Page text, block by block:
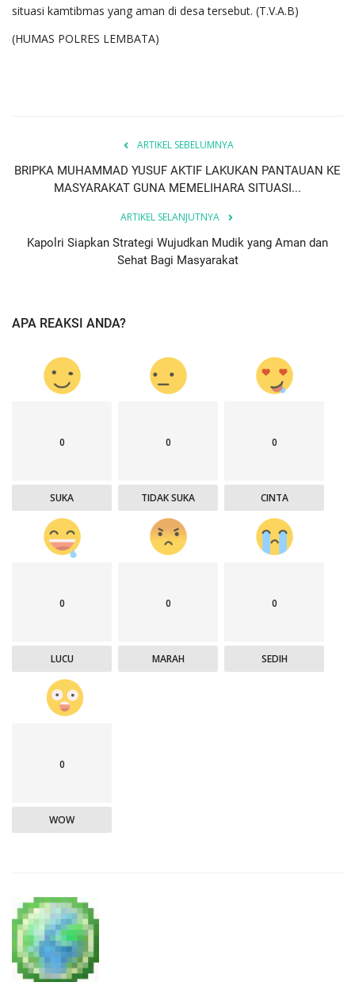
situasi kamtibmas yang aman di desa tersebut. (T.V.A.B)
(HUMAS POLRES LEMBATA)
ARTIKEL SEBELUMNYA
BRIPKA MUHAMMAD YUSUF AKTIF LAKUKAN PANTAUAN KE
MASYARAKAT GUNA MEMELIHARA SITUASI...
ARTIKEL SELANJUTNYA
Kapolri Siapkan Strategi Wujudkan Mudik yang Aman dan
Sehat Bagi Masyarakat
APA REAKSI ANDA?
0
SUKA
0
TIDAK SUKA
0
CINTA
0
LUCU
0
MARAH
0
SEDIH
0
WOW